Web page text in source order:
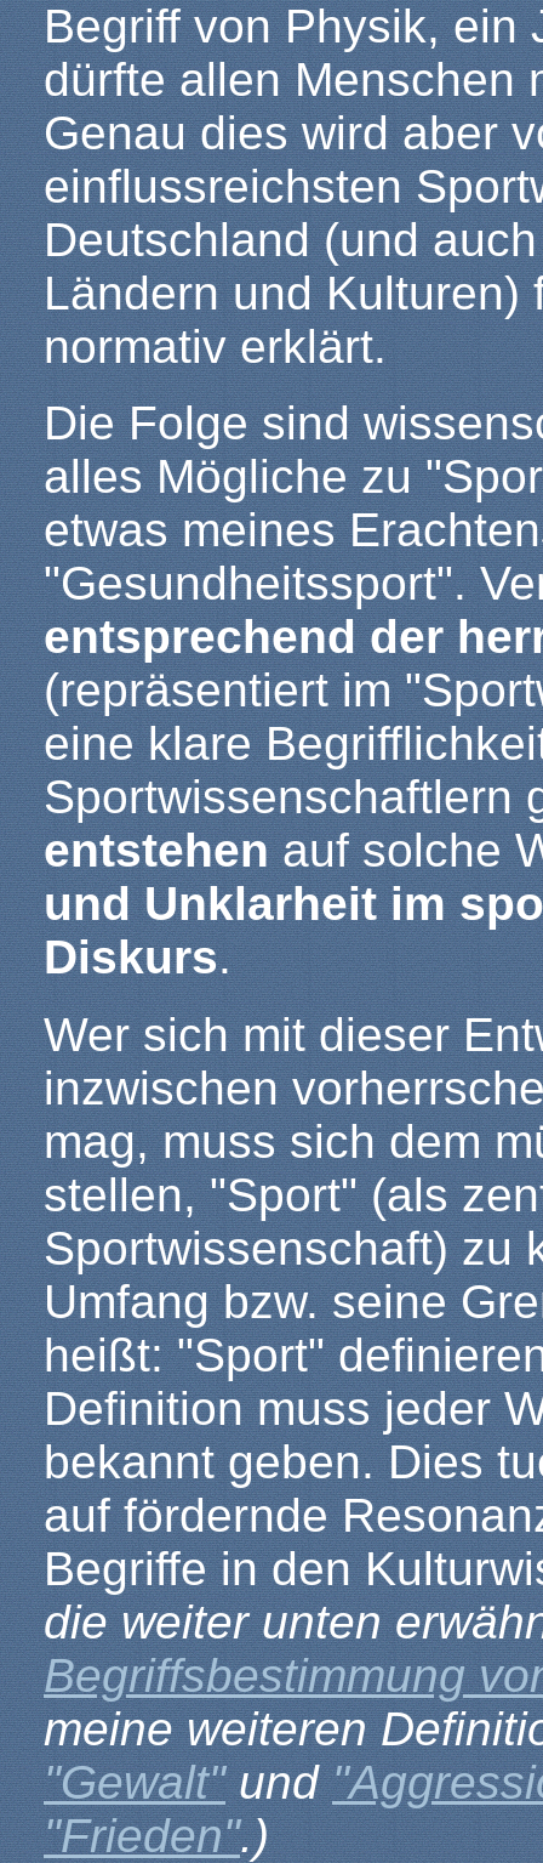
Begriff von Physik, ein
dürfte allen Menschen
Genau dies wird aber
einflussreichsten
Deutschland (und
Ländern und Kulturen)
normativ erklärt.
Die Folge sind
alles Mögliche zu
etwas meines
"Gesundheitssport".
entsprechend der
(repräsentiert im
eine klare
Sportwissenschaftlern
entstehenauf solche
und Unklarheit im
Diskurs.
Wer sich mit dieser
inzwischen
mag, muss sich dem
stellen, "Sport" (als
Sportwissenschaft) zu
Umfang bzw. seine
heißt: "Sport"
Definition muss jeder
bekannt geben. Dies
auf fördernde
Begriffe in den
die weiter unten
Begriffsbestimmung
meine weiteren
"Gewalt"und
"Frieden".)